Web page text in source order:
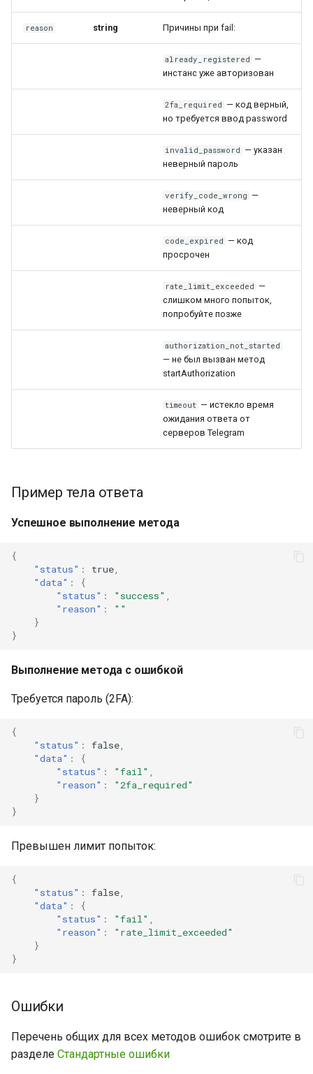
reason string Причины при fail:
already_registered —
инстанс уже авторизован
2fa_required — код верный,
но требуется ввод password
invalid_password — указан
неверный пароль
verify_code_wrong —
неверный код
code_expired — код
просрочен
rate_limit_exceeded —
слишком много попыток,
попробуйте позже
authorization_not_started
— не был вызван метод
startAuthorization
timeout — истекло время
ожидания ответа от
серверов Telegram
Пример тела ответа
Успешное выполнение метода
{
"status" : true,
"data" :
{
"status" : "success" ,
"reason" :
""
}
}
Выполнение метода с ошибкой
Требуется пароль (2FA):
{
"status" : false,
"data" :
{
"status" : "fail" ,
"reason" :
"2fa_required"
}
}
Превышен лимит попыток:
{
"status" : false,
"data" :
{
"status" : "fail" ,
"reason" :
"rate_limit_exceeded"
}
}
Ошибки
Перечень общих для всех методов ошибок смотрите в
разделе Стандартные ошибки